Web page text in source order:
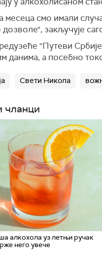
месеца смо имали
дозволе", закључује
"Путеви
данима, а посебно
Свети Никола
чланци
алкохола уз летњи ручак
него увече